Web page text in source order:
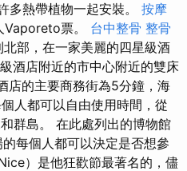
多熱帶植物一起安裝。 按摩
Vaporeto票。 台中整骨 整骨
部，在一家美麗的四星級酒
酒店附近的市中心附近的雙床
店的主要商務街為5分鐘，海
人都可以自由使用時間，從
群島。 在此處列出的博物館
每個人都可以決定是否想參
）是他狂歡節最著名的，儘